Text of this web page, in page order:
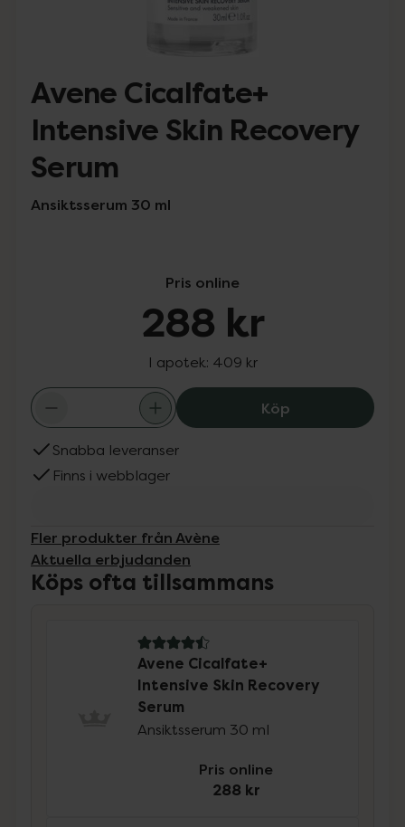
Avene Cicalfate+
Intensive Skin Recovery
Serum
Ansiktsserum 30 ml
Pris online
288 kr
I apotek: 409 kr
KöpAvene
Snabba leveranser
Finns i webblager
Fler produkter från Avène
Aktuella erbjudanden
Köps ofta tillsammans
4.5 av 5 i omdöme
Avene Cicalfate+
Intensive Skin Recovery
Serum
Ansiktsserum 30 ml
Pris online
288 kr